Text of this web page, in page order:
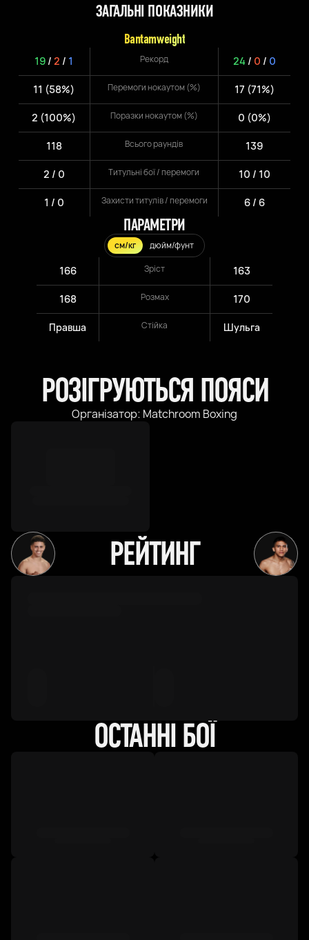
ЗАГАЛЬНІ ПОКАЗНИКИ
Bantamweight
19 /2 / 1 Рекорд 24/ 0 / 0
11 (58%) Перемоги нокаутом (%) 17 (71%)
2 (100%) Поразки нокаутом (%) 0 (0%)
118 Всього раундів 139
2 / 0 Титульні бої / перемоги 10 / 10
1 / 0 Захисти титулів / перемоги 6 / 6
ПАРАМЕТРИ
см/кг дюйм/фунт
166 Зріст 163
168 Розмах 170
Правша Стійка Шульга
РОЗІГРУЮТЬСЯ ПОЯСИ
Організатор: Matchroom Boxing
РЕЙТИНГ
ОСТАННІ БОЇ